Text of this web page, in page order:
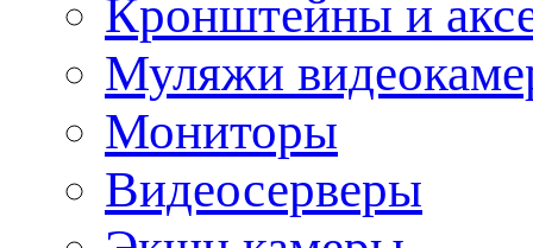
Кронштейны и
Муляжи
Мониторы
Видеосерверы